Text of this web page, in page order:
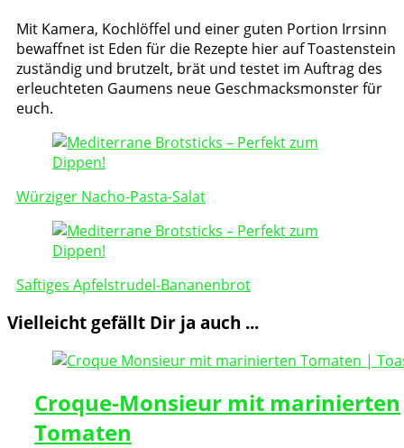
Mit Kamera, Kochlöffel und einer guten Portion Irrsinn
bewaffnet ist Eden für die Rezepte hier auf Toastenstein
zuständig und brutzelt, brät und testet im Auftrag des
erleuchteten Gaumens neue Geschmacksmonster für
euch.
Post
Navigation
Würziger Nacho-Pasta-Salat
Saftiges Apfelstrudel-Bananenbrot
Vielleicht gefällt Dir ja auch ...
Croque-Monsieur mit marinierten
Tomaten